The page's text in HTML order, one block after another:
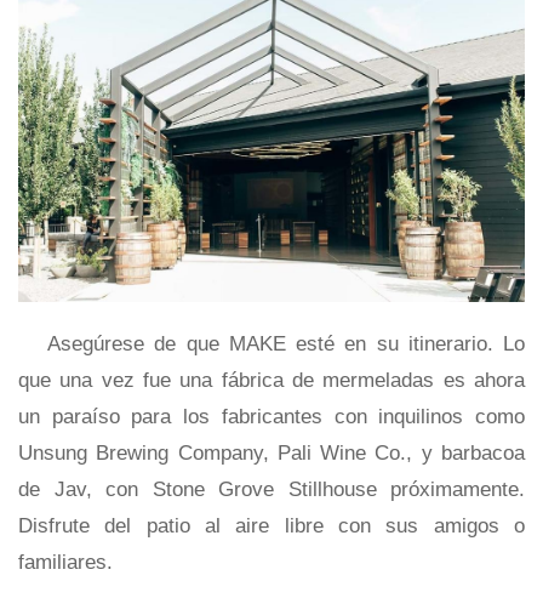
Asegúrese de que MAKE esté en su itinerario. Lo
que una vez fue una fábrica de mermeladas es ahora
un paraíso para los fabricantes con inquilinos como
Unsung Brewing Company, Pali Wine Co., y barbacoa
de Jav, con Stone Grove Stillhouse próximamente.
Disfrute del patio al aire libre con sus amigos o
familiares.